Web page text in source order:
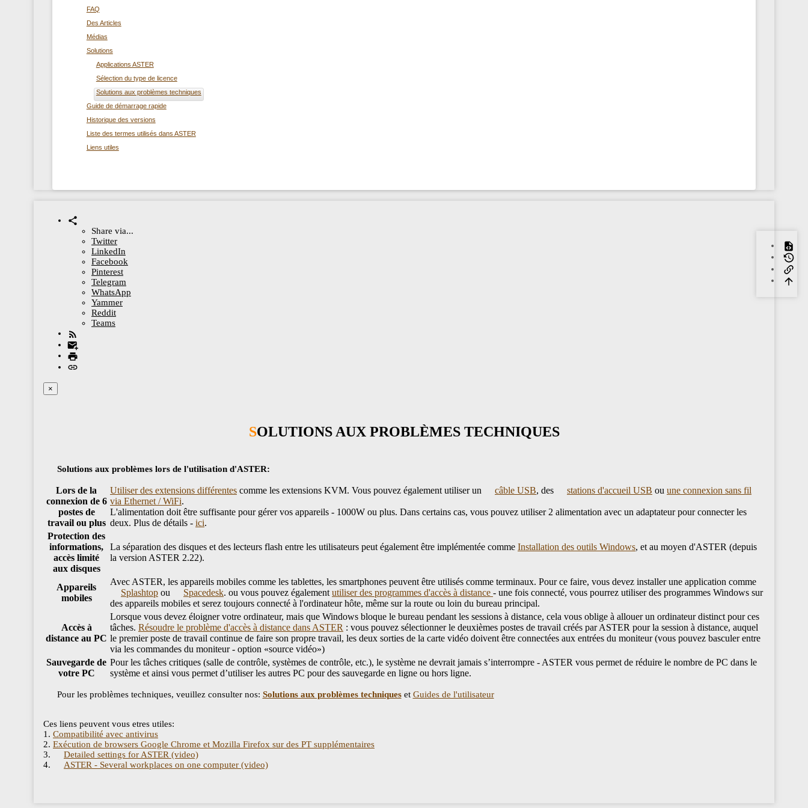
FAQ
Des Articles
Médias
Solutions
Applications ASTER
Sélection du type de licence
Solutions aux problèmes techniques
Guide de démarrage rapide
Historique des versions
Liste des termes utilisés dans ASTER
Liens utiles
Share via...
Twitter
LinkedIn
Facebook
Pinterest
Telegram
WhatsApp
Yammer
Reddit
Teams
×
SOLUTIONS AUX PROBLÈMES TECHNIQUES
Solutions aux problèmes lors de l'utilisation d'ASTER:
Lors de la
connexion de 6
postes de
travail ou plus
Utiliser des extensions différentes comme les extensions KVM. Vous pouvez également utiliser un câble USB, des stations d'accueil USB ou une connexion sans fil
via Ethernet / WiFi.
L'alimentation doit être suffisante pour gérer vos appareils - 1000W ou plus. Dans certains cas, vous pouvez utiliser 2 alimentation avec un adaptateur pour connecter les
deux. Plus de détails - ici.
Protection des
informations,
accès limité
aux disques
La séparation des disques et des lecteurs flash entre les utilisateurs peut également être implémentée comme Installation des outils Windows, et au moyen d'ASTER (depuis
la version ASTER 2.22).
Appareils
mobiles
Avec ASTER, les appareils mobiles comme les tablettes, les smartphones peuvent être utilisés comme terminaux. Pour ce faire, vous devez installer une application comme
Splashtop ou Spacedesk. ou vous pouvez également utiliser des programmes d'accès à distance - une fois connecté, vous pourrez utiliser des programmes Windows sur
des appareils mobiles et serez toujours connecté à l'ordinateur hôte, même sur la route ou loin du bureau principal.
Accès à
distance au PC
Lorsque vous devez éloigner votre ordinateur, mais que Windows bloque le bureau pendant les sessions à distance, cela vous oblige à allouer un ordinateur distinct pour ces
tâches. Résoudre le problème d'accès à distance dans ASTER : vous pouvez sélectionner le deuxièmes postes de travail créés par ASTER pour la session à distance, auquel
le premier poste de travail continue de faire son propre travail, les deux sorties de la carte vidéo doivent être connectées aux entrées du moniteur (vous pouvez basculer entre
via les commandes du moniteur - option «source vidéo»)
Sauvegarde de
votre PC
Pour les tâches critiques (salle de contrôle, systèmes de contrôle, etc.), le système ne devrait jamais s’interrompre - ASTER vous permet de réduire le nombre de PC dans le
système et ainsi vous permet d’utiliser les autres PC pour des sauvegarde en ligne ou hors ligne.
Pour les problèmes techniques, veuillez consulter nos: Solutions aux problèmes techniqueset Guides de l'utilisateur
Ces liens peuvent vous etres utiles:
1. Compatibilité avec antivirus
2. Exécution de browsers Google Chrome et Mozilla Firefox sur des PT supplémentaires
3.
Detailed settings for ASTER (video)
4.
ASTER - Several workplaces on one computer (video)